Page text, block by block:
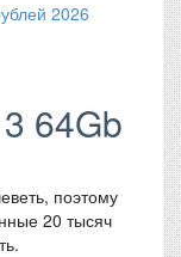
64Gb
поэтому
20 тысяч